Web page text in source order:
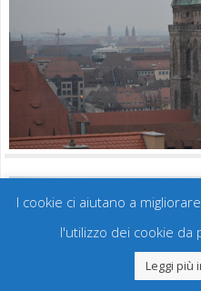
I cookie ci aiutano a
l'utilizzo dei cookie da
Leggi più